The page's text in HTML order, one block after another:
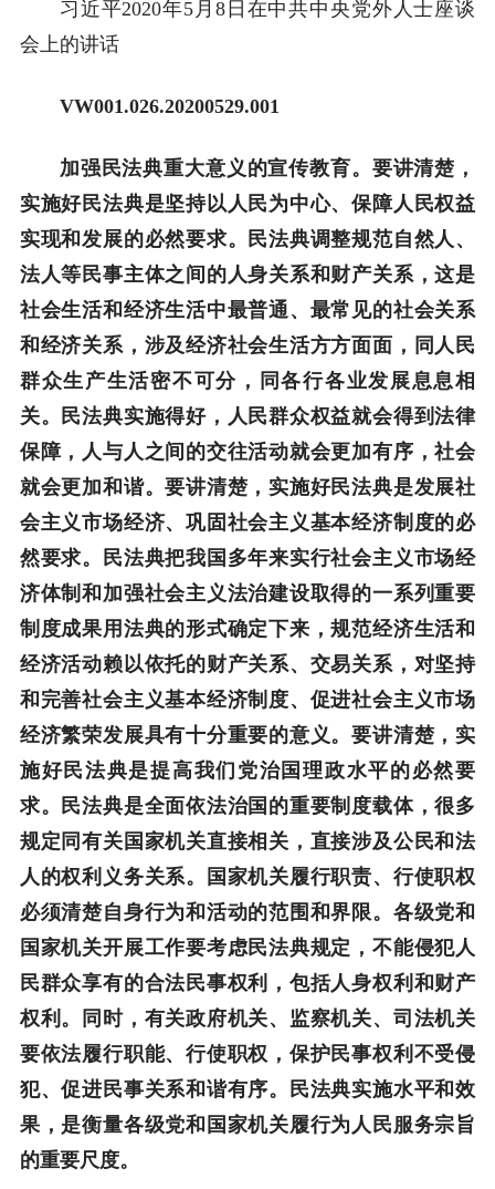
习近平2020年5月8日在中共中央党外人士座谈
会上的讲话
VW001.026.20200529.001
加强民法典重大意义的宣传教育。要讲清楚，
实施好民法典是坚持以人民为中心、保障人民权益
实现和发展的必然要求。民法典调整规范自然人、
法人等民事主体之间的人身关系和财产关系，这是
社会生活和经济生活中最普通、最常见的社会关系
和经济关系，涉及经济社会生活方方面面，同人民
群众生产生活密不可分，同各行各业发展息息相
关。民法典实施得好，人民群众权益就会得到法律
保障，人与人之间的交往活动就会更加有序，社会
就会更加和谐。要讲清楚，实施好民法典是发展社
会主义市场经济、巩固社会主义基本经济制度的必
然要求。民法典把我国多年来实行社会主义市场经
济体制和加强社会主义法治建设取得的一系列重要
制度成果用法典的形式确定下来，规范经济生活和
经济活动赖以依托的财产关系、交易关系，对坚持
和完善社会主义基本经济制度、促进社会主义市场
经济繁荣发展具有十分重要的意义。要讲清楚，实
施好民法典是提高我们党治国理政水平的必然要
求。民法典是全面依法治国的重要制度载体，很多
规定同有关国家机关直接相关，直接涉及公民和法
人的权利义务关系。国家机关履行职责、行使职权
必须清楚自身行为和活动的范围和界限。各级党和
国家机关开展工作要考虑民法典规定，不能侵犯人
民群众享有的合法民事权利，包括人身权利和财产
权利。同时，有关政府机关、监察机关、司法机关
要依法履行职能、行使职权，保护民事权利不受侵
犯、促进民事关系和谐有序。民法典实施水平和效
果，是衡量各级党和国家机关履行为人民服务宗旨
的重要尺度。